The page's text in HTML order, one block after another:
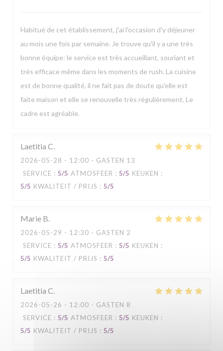
Habitué de cet établissement, j'ai l'occasion d'y déjeuner
au mois une fois par semaine. Je trouve qu'il y a une très
bonne équipe: le service est très accueillant, souriant et
très efficace même dans les moments de rush. La cuisine
est de bonne qualité, il ne fait pas de doute qu'elle est
faite maison et elle se renouvelle très régulièrement. Le
cadre est agréable.
Laetitia C
2026-05-28 - 12:00 - GASTEN 13
SERVICE : 5/5 ATMOSFEER : 5/5 KEUKEN :
5/5 KWALITEIT / PRIJS : 5/5
Marie B
2026-05-29 - 12:30 - GASTEN 2
SERVICE : 5/5 ATMOSFEER : 5/5 KEUKEN :
5/5 KWALITEIT / PRIJS : 5/5
Laetitia C
2026-05-26 - 12:00 - GASTEN 8
SERVICE : 5/5 ATMOSFEER : 5/5 KEUKEN :
5/5 KWALITEIT / PRIJS : 5/5